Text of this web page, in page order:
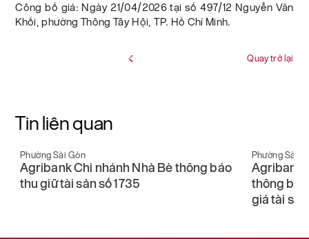
Công bố giá: Ngày 21/04/2026 tại số 497/12 Nguyễn Văn
Khối, phường Thông Tây Hội, TP. Hồ Chí Minh.
Quay trở lại
Tin liên quan
Phường Sài Gòn
Agribank Chi nhánh Nhà Bè thông báo
thu giữ tài sản số 1735
Phường Sài
Agribank
thông
giá tài